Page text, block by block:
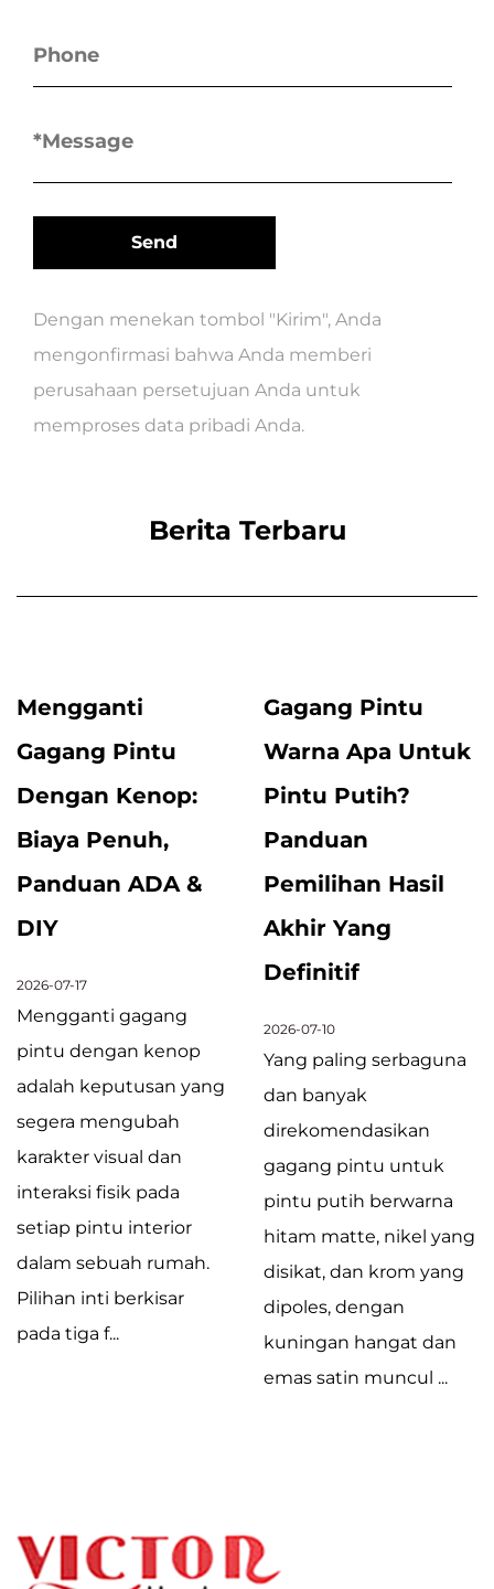
Dengan menekan tombol "Kirim", Anda
mengonfirmasi bahwa Anda memberi
perusahaan persetujuan Anda untuk
memproses data pribadi Anda.
Berita Terbaru
Mengganti
Gagang Pintu
Dengan Kenop:
Biaya Penuh,
Panduan ADA &
DIY
2026-07-17
Mengganti gagang
pintu dengan kenop
adalah keputusan yang
segera mengubah
karakter visual dan
interaksi fisik pada
setiap pintu interior
dalam sebuah rumah.
Pilihan inti berkisar
pada tiga f...
Gagang Pintu
Warna Apa Untuk
Pintu Putih?
Panduan
Pemilihan Hasil
Akhir Yang
Definitif
2026-07-10
Yang paling serbaguna
dan banyak
direkomendasikan
gagang pintu untuk
pintu putih berwarna
hitam matte, nikel yang
disikat, dan krom yang
dipoles, dengan
kuningan hangat dan
emas satin muncul ...